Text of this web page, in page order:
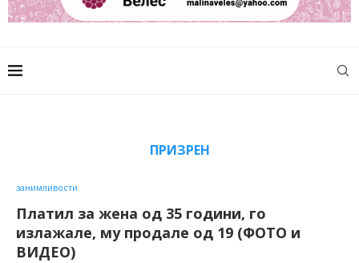
ПРИЗРЕН
занимливости
Платил за жена од 35 години, го
излажале, му продале од 19 (ФОТО и
ВИДЕО)